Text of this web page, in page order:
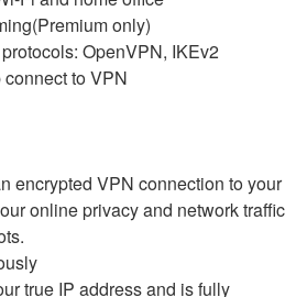
only)
OpenVPN, IKEv2
to VPN
encrypted VPN connection to your
online privacy and network traffic
true IP address and is fully